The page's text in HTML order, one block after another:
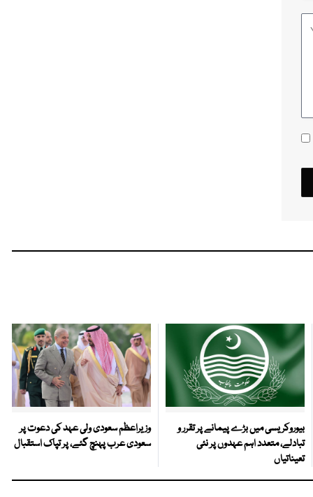
بیوروکریسی میں بڑے پیمانے پر تقرر و
تبادلے، متعدد اہم عہدوں پر نئی
تعیناتیاں
وزیراعظم سعودی ولی عہد کی دعوت پر
سعودی عرب پہنچ گئے، پر تپاک استقبال